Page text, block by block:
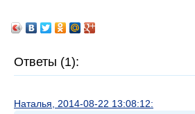
Ответы (1):
Наталья, 2014-08-22 13:08:12: